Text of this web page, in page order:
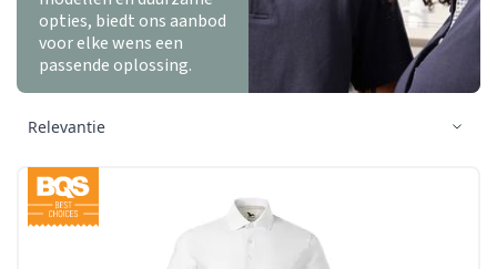
opties, biedt ons aanbod
voor elke wens een
passende oplossing.